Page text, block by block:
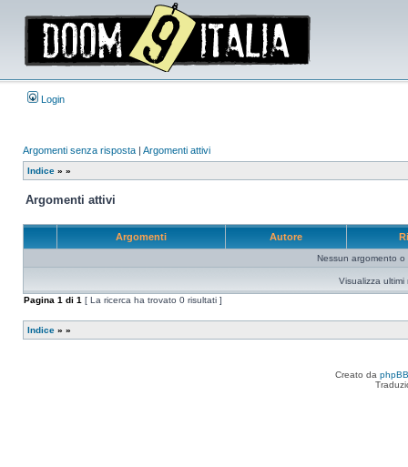
Login
Argomenti senza risposta | Argomenti attivi
Indice » »
Argomenti attivi
Argomenti Autore
Nessun argomento o
Visualizza ultimi
Pagina 1 di 1 [ La ricerca ha trovato 0 risultati ]
Indice » »
Creato da phpBB